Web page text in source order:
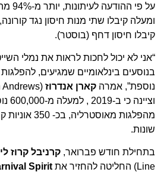
קיבלו חיסון דחף (בוסטר).
“אני לא יכול לחכות לראות את נמלי
בנוסעים בינלאומיים שמגיעים, להפלגות
נוספת”, אמרהקארן אנדרוז
וציינה כי ב-
מהפלגות מאוסטרליה,
שונות.
בתחילת חודש פברואר,קרניבל קרוז ליין
Line) החליטה להחזיר את
Carnival Spirit